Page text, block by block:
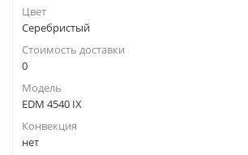
Цвет
Серебристый
Стоимость доставки
0
Модель
EDM 4540 IX
Конвекция
нет